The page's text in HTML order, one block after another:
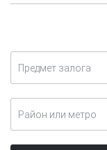
Предмет залога
Район или метро